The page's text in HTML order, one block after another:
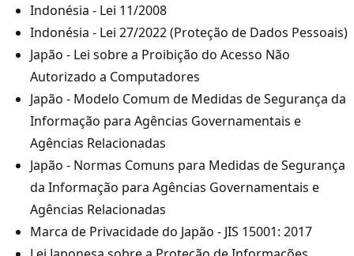
Indonésia - Lei 11/2008
Indonésia - Lei 27/2022 (Proteção de Dados Pessoais)
Japão - Lei sobre a Proibição do Acesso Não
Autorizado a Computadores
Japão - Modelo Comum de Medidas de Segurança da
Informação para Agências Governamentais e
Agências Relacionadas
Japão - Normas Comuns para Medidas de Segurança
da Informação para Agências Governamentais e
Agências Relacionadas
Marca de Privacidade do Japão - JIS 15001: 2017